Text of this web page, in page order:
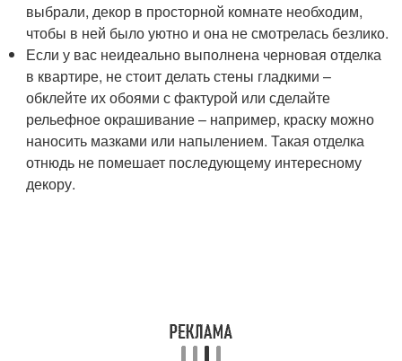
выбрали, декор в просторной комнате необходим,
чтобы в ней было уютно и она не смотрелась безлико.
Если у вас неидеально выполнена черновая отделка
в квартире, не стоит делать стены гладкими –
обклейте их обоями с фактурой или сделайте
рельефное окрашивание – например, краску можно
наносить мазками или напылением. Такая отделка
отнюдь не помешает последующему интересному
декору.